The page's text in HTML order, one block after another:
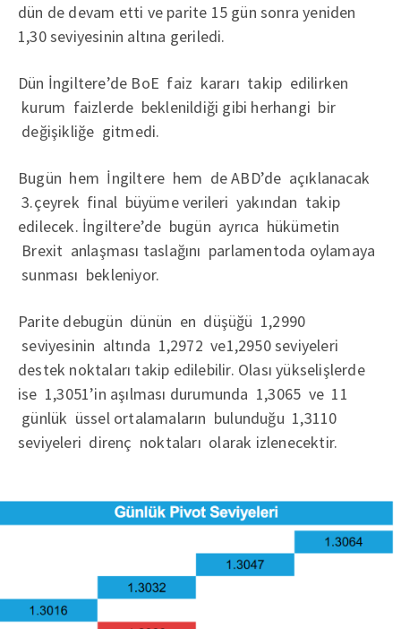
dün de devam etti ve parite 15 gün sonra yeniden
1,30 seviyesinin altına geriledi.
Dün İngiltere’de BoE faiz kararı takip edilirken
kurum faizlerde beklenildiği gibi herhangi bir
değişikliğe gitmedi.
Bugün hem İngiltere hem de ABD’de açıklanacak
3.çeyrek final büyüme verileri yakından takip
edilecek. İngiltere’de bugün ayrıca hükümetin
Brexit anlaşması taslağını parlamentoda oylamaya
sunması bekleniyor.
Parite debugün dünün en düşüğü 1,2990
seviyesinin altında 1,2972 ve1,2950 seviyeleri
destek noktaları takip edilebilir. Olası yükselişlerde
ise 1,3051’in aşılması durumunda 1,3065 ve 11
günlük üssel ortalamaların bulunduğu 1,3110
seviyeleri direnç noktaları olarak izlenecektir.